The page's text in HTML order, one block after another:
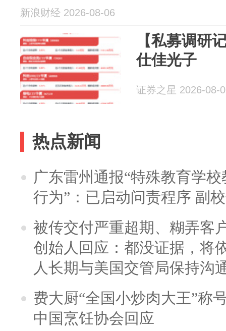
新浪财经 2026-08-06
【私募调研
仕佳光子
证券之星 2026-08-
热点新闻
广东雷州通报“特殊教育学
行为”：已启动问责程序 副
被传交付严重超期、糊弄客
创始人回应：都没证据，将
人长期与美国交管局保持沟
费大厨“全国小炒肉大王”称
中国烹饪协会回应